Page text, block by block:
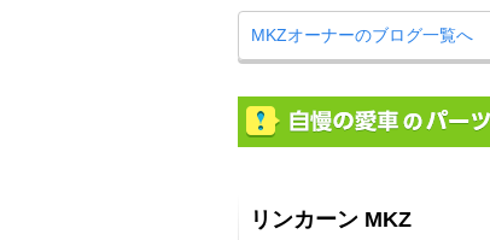
MKZオーナーのブログ一覧へ
リンカーン MKZ